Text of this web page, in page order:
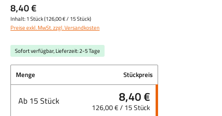
8,40 €
Inhalt:1 Stück(126,00 €/ 15 Stück)
Preise exkl. MwSt. zzgl. Versandkosten
Sofort verfügbar, Lieferzeit: 2-5 Tage
Menge Stückpreis
Ab 15 Stück 8,40 €
126,00 € / 15 Stück